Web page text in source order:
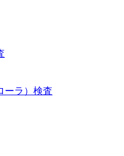
ーラ）検査